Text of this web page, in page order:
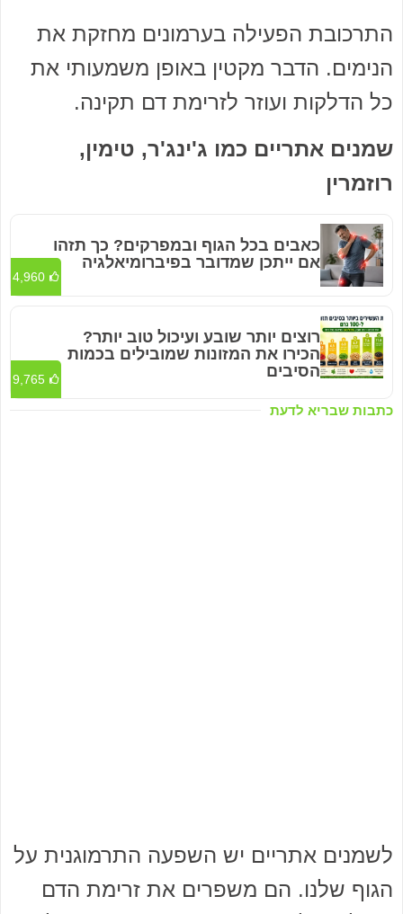
התרכובת הפעילה בערמונים מחזקת את
הנימים. הדבר מקטין באופן משמעותי את
כל הדלקות ועוזר לזרימת דם תקינה.
שמנים אתריים כמו ג'ינג'ר, טימין,
רוזמרין
כתבות שבריא לדעת
כאבים בכל הגוף ובמפרקים? כך תזהו
אם ייתכן שמדובר בפיברומיאלגיה
4,960
רוצים יותר שובע ועיכול טוב יותר?
הכירו את המזונות שמובילים בכמות
הסיבים
9,765
לשמנים אתריים יש השפעה התרמוגנית על
הגוף שלנו. הם משפרים את זרימת הדם